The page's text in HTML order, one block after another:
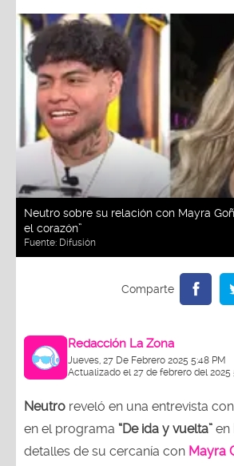
Neutro sobre su relación con Mayra
el corazón”
Fuente: Difusión
Redacción La Zona
Jueves, 27 De Febrero 2025 5:48 PM
Actualizado el 27 de febrero del 2025
Neutro reveló en una entrevista con
en el programa “De ida y vuelta” en
detalles de su cercanía con Mayra